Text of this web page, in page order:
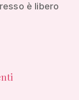
è libero